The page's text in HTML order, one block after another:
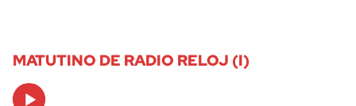
MATUTINO DE RADIO RELOJ (I)
Audio